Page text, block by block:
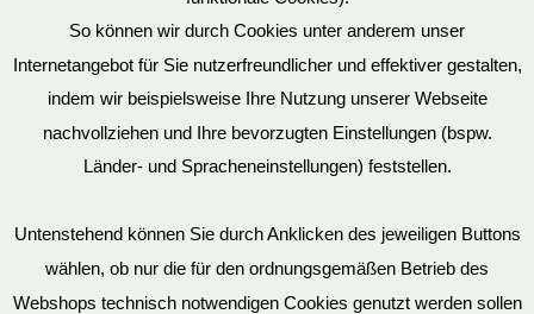
Datenschutz
Mein Konto
Vertrag widerrufen
So können wir durch Cookies unter anderem unser
Internetangebot für Sie nutzerfreundlicher und effektiver gestalten,
indem wir beispielsweise Ihre Nutzung unserer Webseite
nachvollziehen und Ihre bevorzugten Einstellungen (bspw.
Länder- und Spracheneinstellungen) feststellen.
Untenstehend können Sie durch Anklicken des jeweiligen Buttons
wählen, ob nur die für den ordnungsgemäßen Betrieb des
Webshops technisch notwendigen Cookies genutzt werden sollen